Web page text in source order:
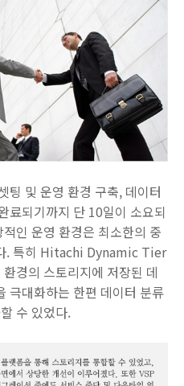
팅 및 운영 환경 구축, 데이터
료되기까지 단 10일이 소요되
인 운영 환경은 최소한의 중
. 특히 Hitachi Dynamic Tier
경의 스토리지에 저장된 데
극대화하는 한편 데이터 분류
수 있었다.